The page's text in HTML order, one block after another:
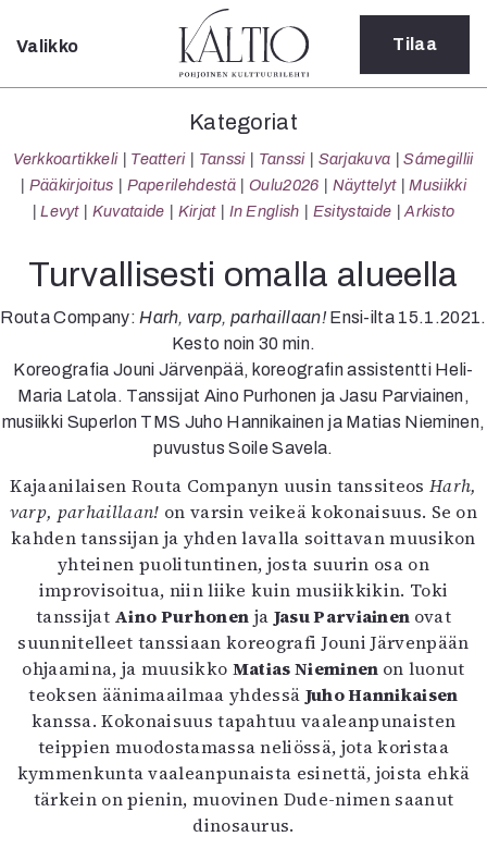
Sulje
Kategoriat
Verkkoartikkeli
Teatteri
Tanssi
Sarjakuva
Sámegillii
Pääkirjoitus
Paperilehdestä
Oulu2026
Näyttelyt
Musiikki
Levyt
Kirjat
In English
Esitystaide
Arkisto
Lehdet
4/2026
2–3/2026
1/2026
6/2025
5/2025 saame
5/2025
Lehtiarkisto
Valikko Tilaa
Kategoriat
Verkkoartikkeli Teatteri Tanssi Tanssi Sarjakuva
Sámegillii
Pääkirjoitus
Paperilehdestä Oulu2026 Näyttelyt
Musiikki
Levyt
Kuvataide Kirjat In English Esitystaide Arkisto
Turvallisesti omalla alueella
Routa Company: Harh, varp, parhaillaan! Ensi-ilta 15.1.2021.
Kesto noin 30 min.
Koreografia Jouni Järvenpää, koreografin assistentti Heli-
Maria Latola. Tanssijat Aino Purhonen ja Jasu Parviainen,
musiikki Superlon TMS Juho Hannikainen ja Matias Nieminen,
puvustus Soile Savela.
Kajaanilaisen Routa Companyn uusin tanssiteosHarh,
varp, parhaillaan! on varsin veikeä kokonaisuus. Se on
kahden tanssijan ja yhden lavalla soittavan muusikon
yhteinen puolituntinen, josta suurin osa on
improvisoitua, niin liike kuin musiikkikin. Toki
tanssijat Aino Purhonen ja Jasu Parviainen ovat
suunnitelleet tanssiaan koreografi Jouni Järvenpään
ohjaamina, ja muusikko Matias Nieminen on luonut
teoksen äänimaailmaa yhdessä Juho Hannikaisen
kanssa. Kokonaisuus tapahtuu vaaleanpunaisten
teippien muodostamassa neliössä, jota koristaa
kymmenkunta vaaleanpunaista esinettä, joista ehkä
tärkein on pienin, muovinen Dude-nimen saanut
dinosaurus.